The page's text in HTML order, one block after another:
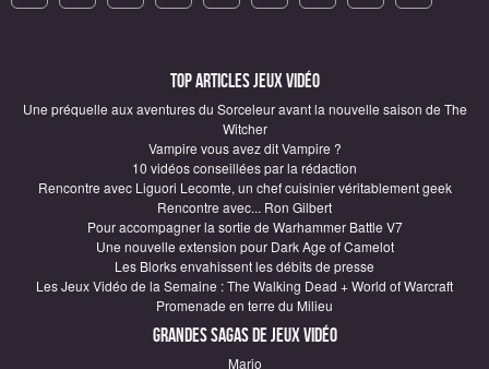
Top articles Jeux vidéo
Une préquelle aux aventures du Sorceleur avant la nouvelle saison de The
Witcher
Vampire vous avez dit Vampire ?
10 vidéos conseillées par la rédaction
Rencontre avec Liguori Lecomte, un chef cuisinier véritablement geek
Rencontre avec... Ron Gilbert
Pour accompagner la sortie de Warhammer Battle V7
Une nouvelle extension pour Dark Age of Camelot
Les Blorks envahissent les débits de presse
Les Jeux Vidéo de la Semaine : The Walking Dead + World of Warcraft
Promenade en terre du Milieu
Grandes sagas de Jeux vidéo
Mario